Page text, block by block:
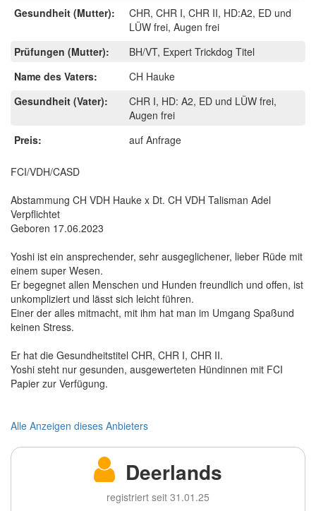
Gesundheit (Mutter):
CHR, CHR I, CHR II, HD:A2, ED und
LÜW frei, Augen frei
Prüfungen (Mutter):
BH/VT, Expert Trickdog Titel
Name des Vaters:
CH Hauke
Gesundheit (Vater):
CHR I, HD: A2, ED und LÜW frei,
Augen frei
Preis:
auf Anfrage
FCI/VDH/CASD
Abstammung CH VDH Hauke x Dt. CH VDH Talisman Adel
Verpflichtet
Geboren 17.06.2023
Yoshi ist ein ansprechender, sehr ausgeglichener, lieber Rüde mit
einem super Wesen.
Er begegnet allen Menschen und Hunden freundlich und offen, ist
unkompliziert und lässt sich leicht führen.
Einer der alles mitmacht, mit ihm hat man im Umgang Spaßund
keinen Stress.
Er hat die Gesundheitstitel CHR, CHR I, CHR II.
Yoshi steht nur gesunden, ausgewerteten Hündinnen mit FCI
Papier zur Verfügung.
Alle Anzeigen dieses Anbieters
Deerlands
registriert seit 31.01.25